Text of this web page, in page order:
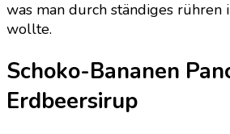
was man durch ständiges rühren
wollte.
Schoko-Bananen
Erdbeersirup